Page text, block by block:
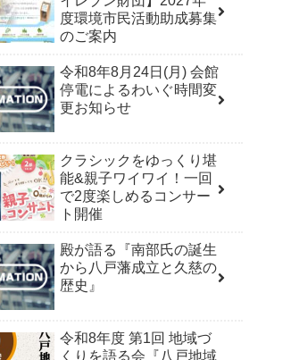
度環境市民活動助成募集
のご案内
令和8年8月24日(月) 会館
停電によるわいぐ時間変
更お知らせ
クラシックをゆっくり堪
能&親子ワイワイ！一回
で2度楽しめるコンサー
ト開催
殿が語る『南部氏の誕生
から八戸藩成立と久慈の
歴史』
令和8年度 第1回 地域づ
くりを語る会『八戸地域